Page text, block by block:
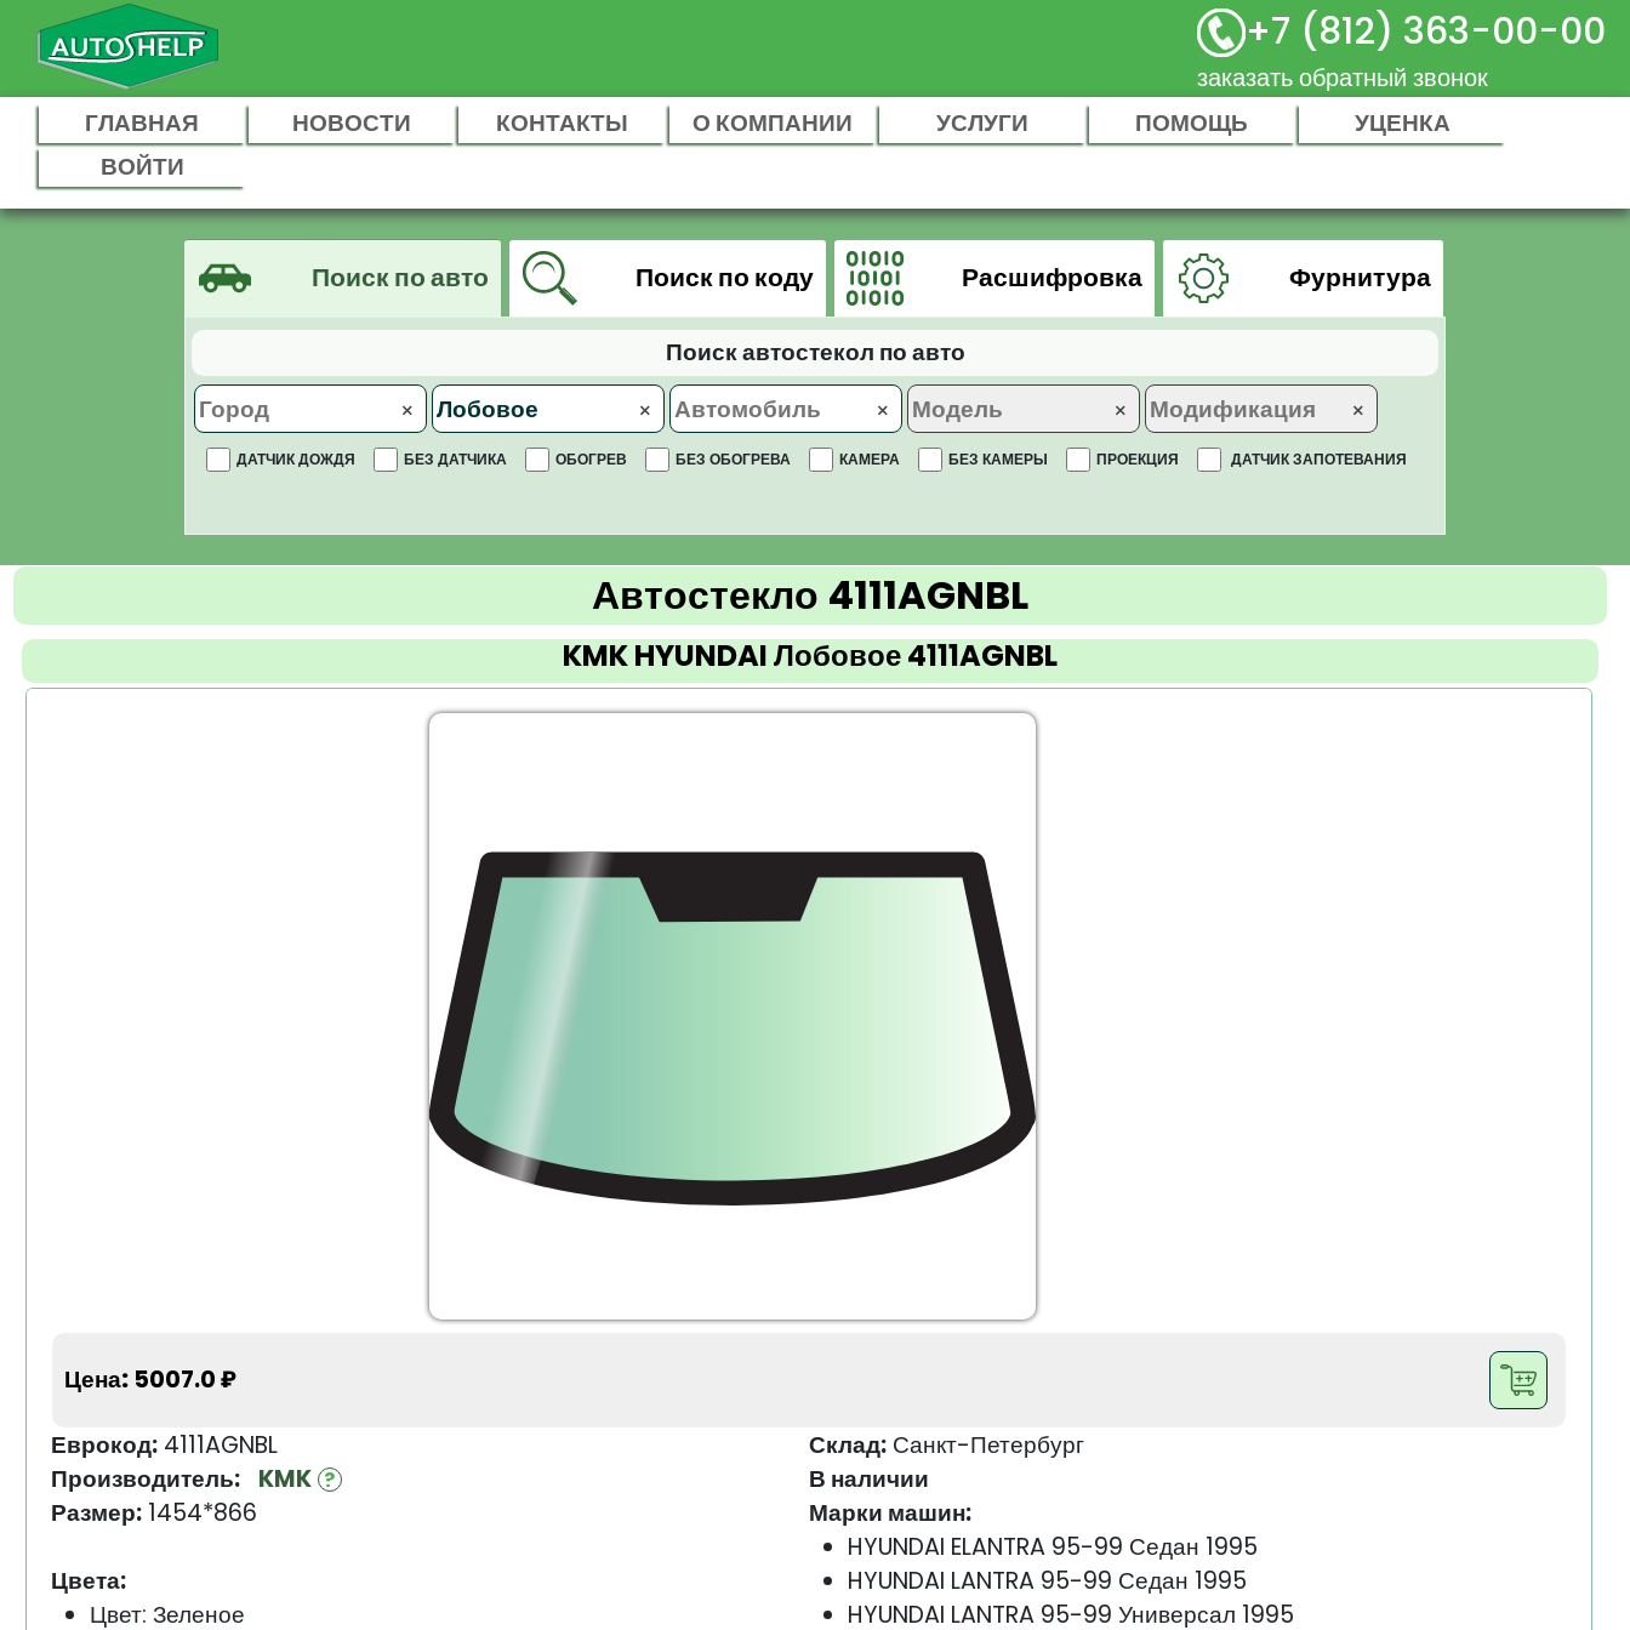
+7 (812) 363-00-00
заказать обратный звонок
ГЛАВНАЯ НОВОСТИ КОНТАКТЫ О КОМПАНИИ УСЛУГИ ПОМОЩЬ
УЦЕНКА
ВОЙТИ
Поиск по авто Поиск по коду Расшифровка Фурнитура
Поиск автостекол по авто
× × × × ×
ДАТЧИК ДОЖДЯ БЕЗ ДАТЧИКА ОБОГРЕВ БЕЗ ОБОГРЕВА КАМЕРА БЕЗ КАМЕРЫ ПРОЕКЦИЯ ДАТЧИК ЗАПОТЕВАНИЯ
Автостекло 4111AGNBL
KMK HYUNDAI Лобовое 4111AGNBL
Цена:5007.0 ₽
Еврокод:4111AGNBL
Производитель:
KMK
Размер:1454*866
Цвета:
Цвет: Зеленое
Склад:Санкт-Петербург
В наличии
Марки машин:
HYUNDAI ELANTRA 95-99 Седан 1995
HYUNDAI LANTRA 95-99 Седан 1995
HYUNDAI LANTRA 95-99 Универсал 1995